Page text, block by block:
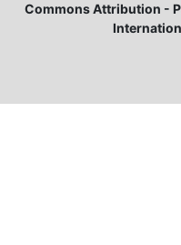
Commons Attribution -